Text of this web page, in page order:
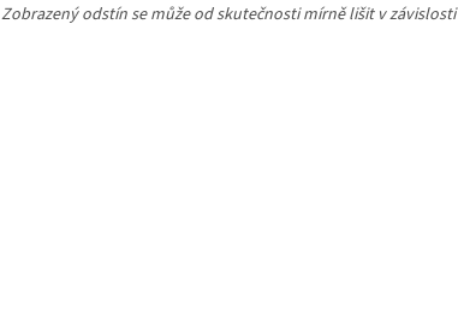
Zobrazený odstín se může od skutečnosti mírně lišit v